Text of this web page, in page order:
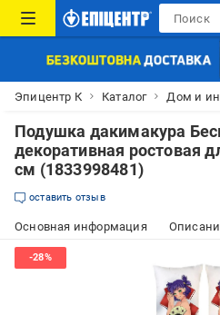
Эпицентр К Каталог Дом и
Подушка дакимакура
декоративная ростовая
см (1833998481)
оставить отзыв
Основная информация